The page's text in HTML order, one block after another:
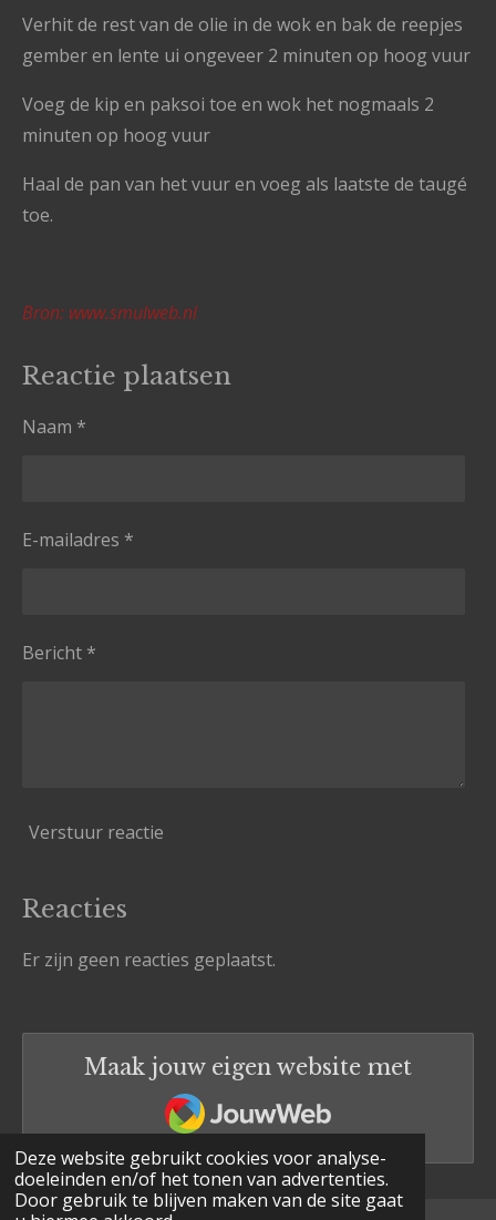
Deze website gebruikt cookies voor analyse-
doeleinden en/of het tonen van advertenties.
Door gebruik te blijven maken van de site gaat
Verhit de rest van de olie in de wok en bak de reepjes
gember en lente ui ongeveer 2 minuten op hoog vuur
Voeg de kip en paksoi toe en wok het nogmaals 2
minuten op hoog vuur
Haal de pan van het vuur en voeg als laatste de taugé
toe.
Bron: www.smulweb.nl
Reactie plaatsen
Naam *
E-mailadres *
Bericht *
Verstuur reactie
Reacties
Er zijn geen reacties geplaatst.
Maak jouw eigen website met
JouwWeb